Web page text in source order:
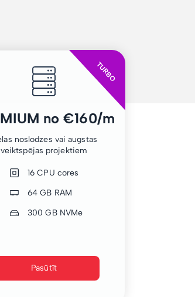
TURBO
no €160/m
noslodzes vai augstas
veiktspējas projektiem
16 CPU cores
64 GB RAM
300 GB NVMe
Pasūtīt